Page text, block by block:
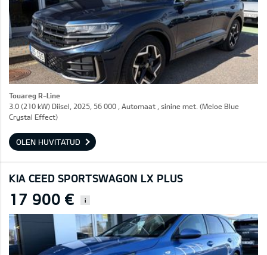
Touareg R-Line
3.0 (210 kW) Diisel, 2025, 56 000 , Automaat , sinine met. (Meloe Blue
Crystal Effect)
OLEN HUVITATUD
KIA CEED SPORTSWAGON LX PLUS
17 900 € i